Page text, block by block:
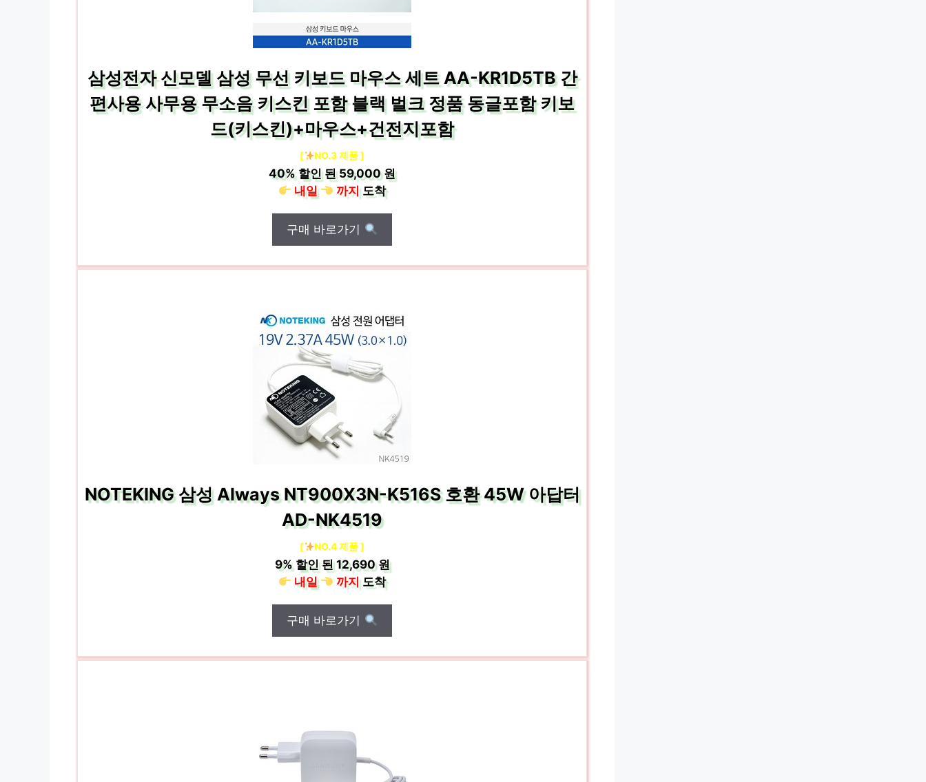
삼성전자 신모델 삼성 무선 키보드 마우스 세트 AA-KR1D5TB 간
편사용 사무용 무소음 키스킨 포함 블랙 벌크 정품 동글포함 키보
드(키스킨)+마우스+건전지포함
[ NO.3 제품 ]
40%할인 된59,000 원
내일
까지도착
구매 바로가기
NOTEKING 삼성 Always NT900X3N-K516S 호환 45W 아답터
AD-NK4519
[ NO.4 제품 ]
9%할인 된12,690 원
내일
까지도착
구매 바로가기